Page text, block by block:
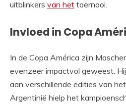
uitblinkers van het toernooi.
Invloed in Copa
In de Copa América zijn
evenzeer impactvol geweest.
aan verschillende edities van
Argentinië hielp het